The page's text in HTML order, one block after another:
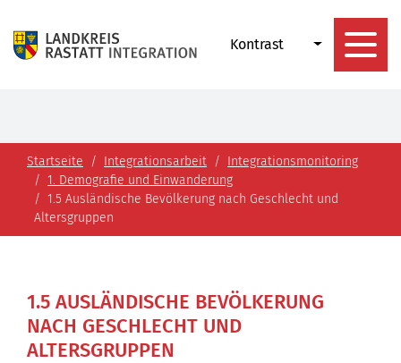
Kontrast
Startseite Integrationsarbeit
Integrationsmonitoring
1. Demografie und Einwanderung
1.5 Ausländische Bevölkerung nach Geschlecht und
Altersgruppen
1.5 AUSLÄNDISCHE BEVÖLKERUNG
NACH GESCHLECHT UND
ALTERSGRUPPEN